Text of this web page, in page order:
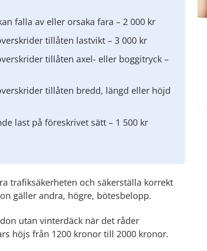
falla av eller orsaka fara – 2 000 kr
tillåten lastvikt – 3 000 kr
tillåten axel- eller boggitryck –
tillåten bredd, längd eller höjd
last på föreskrivet sätt – 1 500 kr
trafiksäkerheten och säkerställa korrekt
gäller andra, högre, bötesbelopp.
utan vinterdäck när det råder
höjs från 1200 kronor till 2000 kronor.